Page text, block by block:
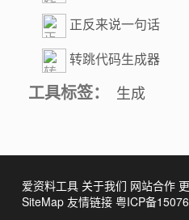
正反来说一句话
转跳代码生成器
工具标签： 生成
爱资料工具 关于我们 网站合作
SiteMap 友情链接 粤ICP备